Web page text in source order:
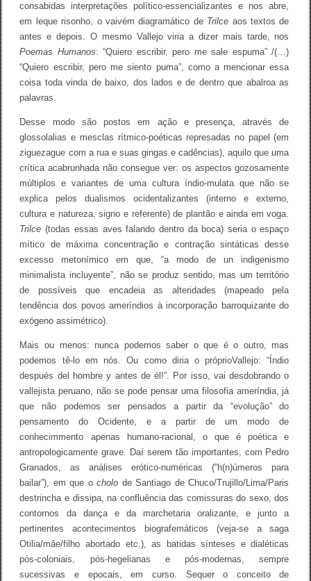
consabidas interpretações político-essencializantes e nos abre,
em leque risonho, o vaivém diagramático de Trilce aos textos de
antes e depois. O mesmo Vallejo viria a dizer mais tarde, nos
Poemas Humanos: “Quiero escribir, pero me sale espuma” /(…)
“Quiero escribir, pero me siento puma”, como a mencionar essa
coisa toda vinda de baixo, dos lados e de dentro que abalroa as
palavras.
Desse modo são postos em ação e presença, através de
glossolalias e mesclas rítmico-poéticas represadas no papel (em
ziguezague com a rua e suas gingas e cadências), aquilo que uma
crítica acabrunhada não consegue ver: os aspectos gozosamente
múltiplos e variantes de uma cultura índio-mulata que não se
explica pelos dualismos ocidentalizantes (interno e externo,
cultura e natureza, signo e referente) de plantão e ainda em voga.
Trilce (todas essas aves falando dentro da boca) seria o espaço
mítico de máxima concentração e contração sintáticas desse
excesso metonímico em que, “a modo de un indigenismo
minimalista incluyente”, não se produz sentido, mas um território
de possíveis que encadeia as alteridades (mapeado pela
tendência dos povos ameríndios à incorporação barroquizante do
exógeno assimétrico).
Mais ou menos: nunca podemos saber o que é o outro, mas
podemos tê-lo em nós. Ou como diria o próprioVallejo: “Índio
después del hombre y antes de él!”. Por isso, vai desdobrando o
vallejista peruano, não se pode pensar uma filosofia ameríndia, já
que não podemos ser pensados a partir da “evolução” do
pensamento do Ocidente, e a partir de um modo de
conhecimmento apenas humano-racional, o que é poética e
antropologicamente grave. Daí serem tão importantes, com Pedro
Granados, as análises erótico-numéricas (“h(n)úmeros para
bailar”), em que ocholo de Santiago de Chuco/Trujillo/Lima/Paris
destrincha e dissipa, na confluência das comissuras do sexo, dos
contornos da dança e da marchetaria oralizante, e junto a
pertinentes acontecimentos biografemáticos (veja-se a saga
Otilia/mãe/filho abortado etc.), as batidas sínteses e dialéticas
pós-coloniais, pós-hegelianas e pós-modernas, sempre
sucessivas e epocais, em curso. Sequer o conceito de